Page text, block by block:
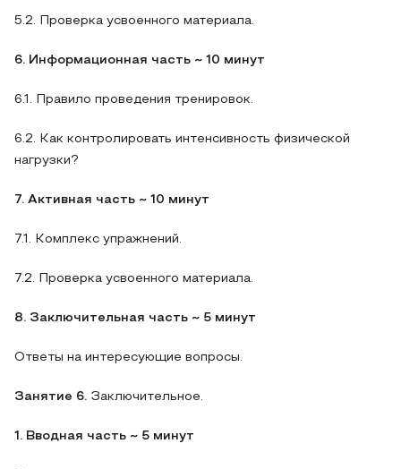
5.2. Проверка усвоенного материала.
6. Информационная часть ~ 10 минут
6.1. Правило проведения тренировок.
6.2. Как контролировать интенсивность физической
нагрузки?
7. Активная часть ~ 10 минут
7.1. Комплекс упражнений.
7.2. Проверка усвоенного материала.
8. Заключительная часть ~ 5 минут
Ответы на интересующие вопросы.
Занятие 6. Заключительное.
1. Вводная часть ~ 5 минут